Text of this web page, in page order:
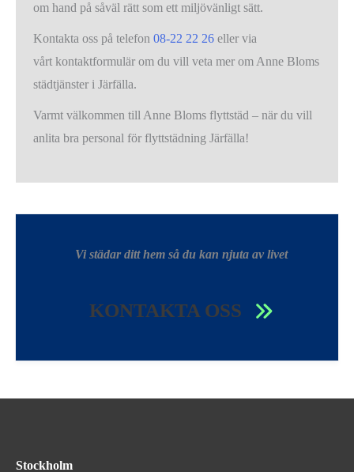
om hand på såväl rätt som ett miljövänligt sätt.
Kontakta oss på telefon08-22 22 26 eller via
vårt kontaktformulär om du vill veta mer om Anne Bloms
städtjänster i Järfälla.
Varmt välkommen till Anne Bloms flyttstäd – när du vill
anlita bra personal för flyttstädning Järfälla!
Vi städar ditt hem så du kan njuta av livet
KONTAKTA OSS
Stockholm